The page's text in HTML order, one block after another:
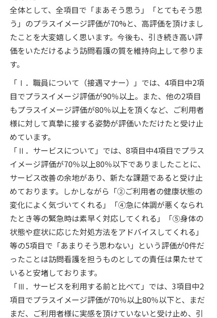
全体として、全項目で「まあそう思う」「とてもそう思
う」のプラスイメージ評価が70%と、高評価を頂けまし
たことを大変嬉しく思います。今後も、引き続き高い評
価をいただけるよう訪問看護の質を維持向上して参りま
す。
「Ⅰ．職員について（接遇マナー）」では、 4項目中2項
目でプラスイメージ評価が90％以上。また、他の2項目
もプラスイメージ評価が80％以上を頂くなど、ご利用者
様に対して真摯に接する姿勢が評価いただけたと受け止
めています。
「Ⅱ．サービスについて」では、 8項目中4項目でプラス
イメージ評価が70％以上80％以下でありましたことに、
サービス改善の余地があり、新たな課題であると受け止
めております。しかしながら「②ご利用者の健康状態の
変化によく気づいてくれる」「④急に体調が悪くなられ
たとき等の緊急時は素早く対応してくれる」「⑤身体の
状態や症状に応じた対処方法をアドバイスしてくれる」
等の5項目で「あまりそう思わない」という評価が0件だ
ったことは訪問看護を担うものとしての責任は果たせて
いると安堵しております。
「Ⅲ．サービスを利用する前と比べて」では、 3項目中2
項目でプラスイメージ評価が70％以上80％以下と、まだ
まだ、ご利用者様に実感を頂けていないと受け止め、引